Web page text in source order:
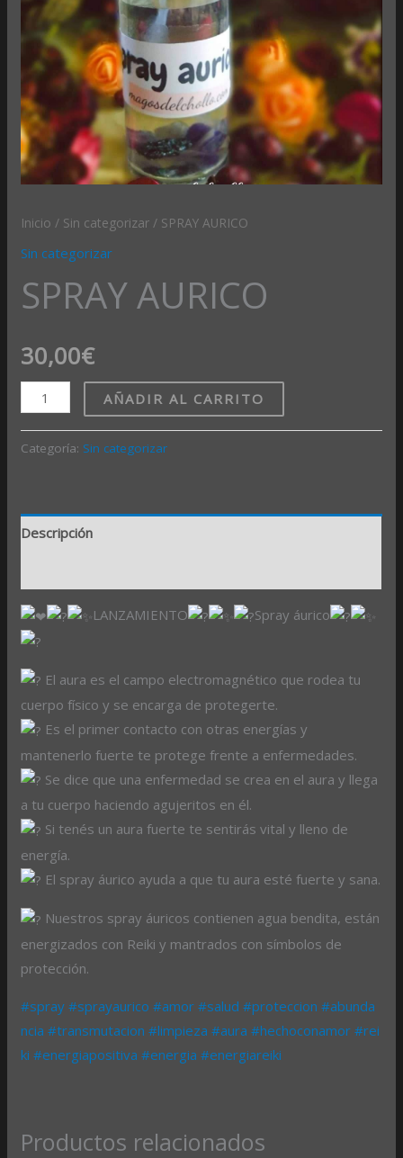
Inicio / Sin categorizar / SPRAY AURICO
Sin categorizar
SPRAY AURICO
30,00€
AÑADIR AL CARRITO
Categoría: Sin categorizar
Descripción
LANZAMIENTO Spray áurico
El aura es el campo electromagnético que rodea tu
cuerpo físico y se encarga de protegerte.
Es el primer contacto con otras energías y
mantenerlo fuerte te protege frente a enfermedades.
Se dice que una enfermedad se crea en el aura y llega
a tu cuerpo haciendo agujeritos en él.
Si tenés un aura fuerte te sentirás vital y lleno de
energía.
El spray áurico ayuda a que tu aura esté fuerte y sana.
Nuestros spray áuricos contienen agua bendita, están
energizados con Reiki y mantrados con símbolos de
protección.
#spray #sprayaurico #amor #salud #proteccion #abunda
ncia #transmutacion #limpieza #aura #hechoconamor #rei
ki #energiapositiva #energia #energiareiki
Productos relacionados